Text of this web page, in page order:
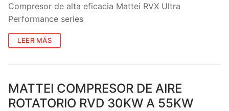
Compresor de alta eficacia Mattei RVX Ultra
Performance series
LEER MÁS
MATTEI COMPRESOR DE AIRE
ROTATORIO RVD 30KW A 55KW